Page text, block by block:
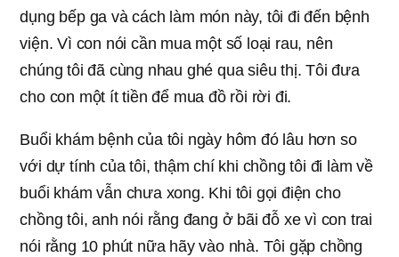
dụng bếp ga và cách làm món này, tôi đi đến bệnh
viện. Vì con nói cần mua một số loại rau, nên
chúng tôi đã cùng nhau ghé qua siêu thị. Tôi đưa
cho con một ít tiền để mua đồ rồi rời đi.
Buổi khám bệnh của tôi ngày hôm đó lâu hơn so
với dự tính của tôi, thậm chí khi chồng tôi đi làm về
buổi khám vẫn chưa xong. Khi tôi gọi điện cho
chồng tôi, anh nói rằng đang ở bãi đỗ xe vì con trai
nói rằng 10 phút nữa hãy vào nhà. Tôi gặp chồng